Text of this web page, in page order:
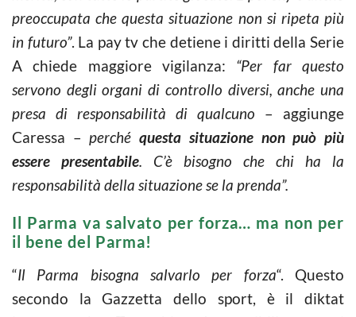
preoccupata che questa situazione non si ripeta più
in futuro”. La pay tv che detiene i diritti della Serie
A chiede maggiore vigilanza: “Per far questo
servono degli organi di controllo diversi, anche una
presa di responsabilità di qualcuno – aggiunge
Caressa – perchéquesta situazione non può più
essere presentabile. C’è bisogno che chi ha la
responsabilità della situazione se la prenda”.
Il Parma va salvato per forza… ma non per
il bene del Parma!
“Il Parma bisogna salvarlo per forza“. Questo
secondo la Gazzetta dello sport, è il diktat